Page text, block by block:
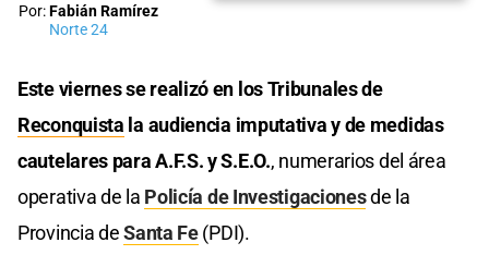
Por:Fabián Ramírez
Norte 24
Este viernes se realizó en los Tribunales de
Reconquista la audiencia imputativa y de medidas
cautelares para A.F.S. y S.E.O., numerarios del área
operativa de la Policía de Investigacionesde la
Provincia deSanta Fe(PDI).